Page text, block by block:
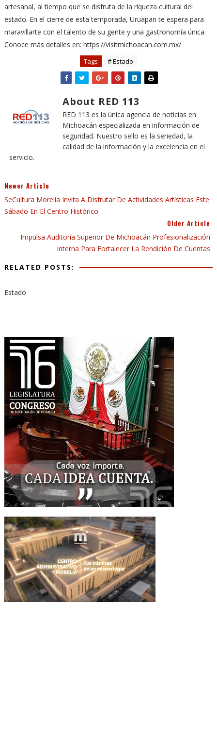
artesanal, al tiempo que se disfruta de la riqueza cultural del
estado. En el cierre de esta temporada, Uruapan te espera para
maravillarte con el talento de su gente y una gastronomía única.
Conoce más detalles en: https://visitmichoacan.com.mx/
Tags # Estado
About RED 113
RED 113 es la única agencia de noticias en
Michoacán especializada en información de
seguridad. Nuestro sello es la seriedad, la
calidad de la información y la excelencia en el
servicio.
Newer Article
SeCultura Morelia Invita A Disfrutar De Actividades Artísticas Este
Sábado En El Centro Histórico
Older Article
Impulsa Auditoría Superior De Michoacán Profesionalización
Interna Para Fortalecer La Rendición De Cuentas
RELATED POSTS:
Estado